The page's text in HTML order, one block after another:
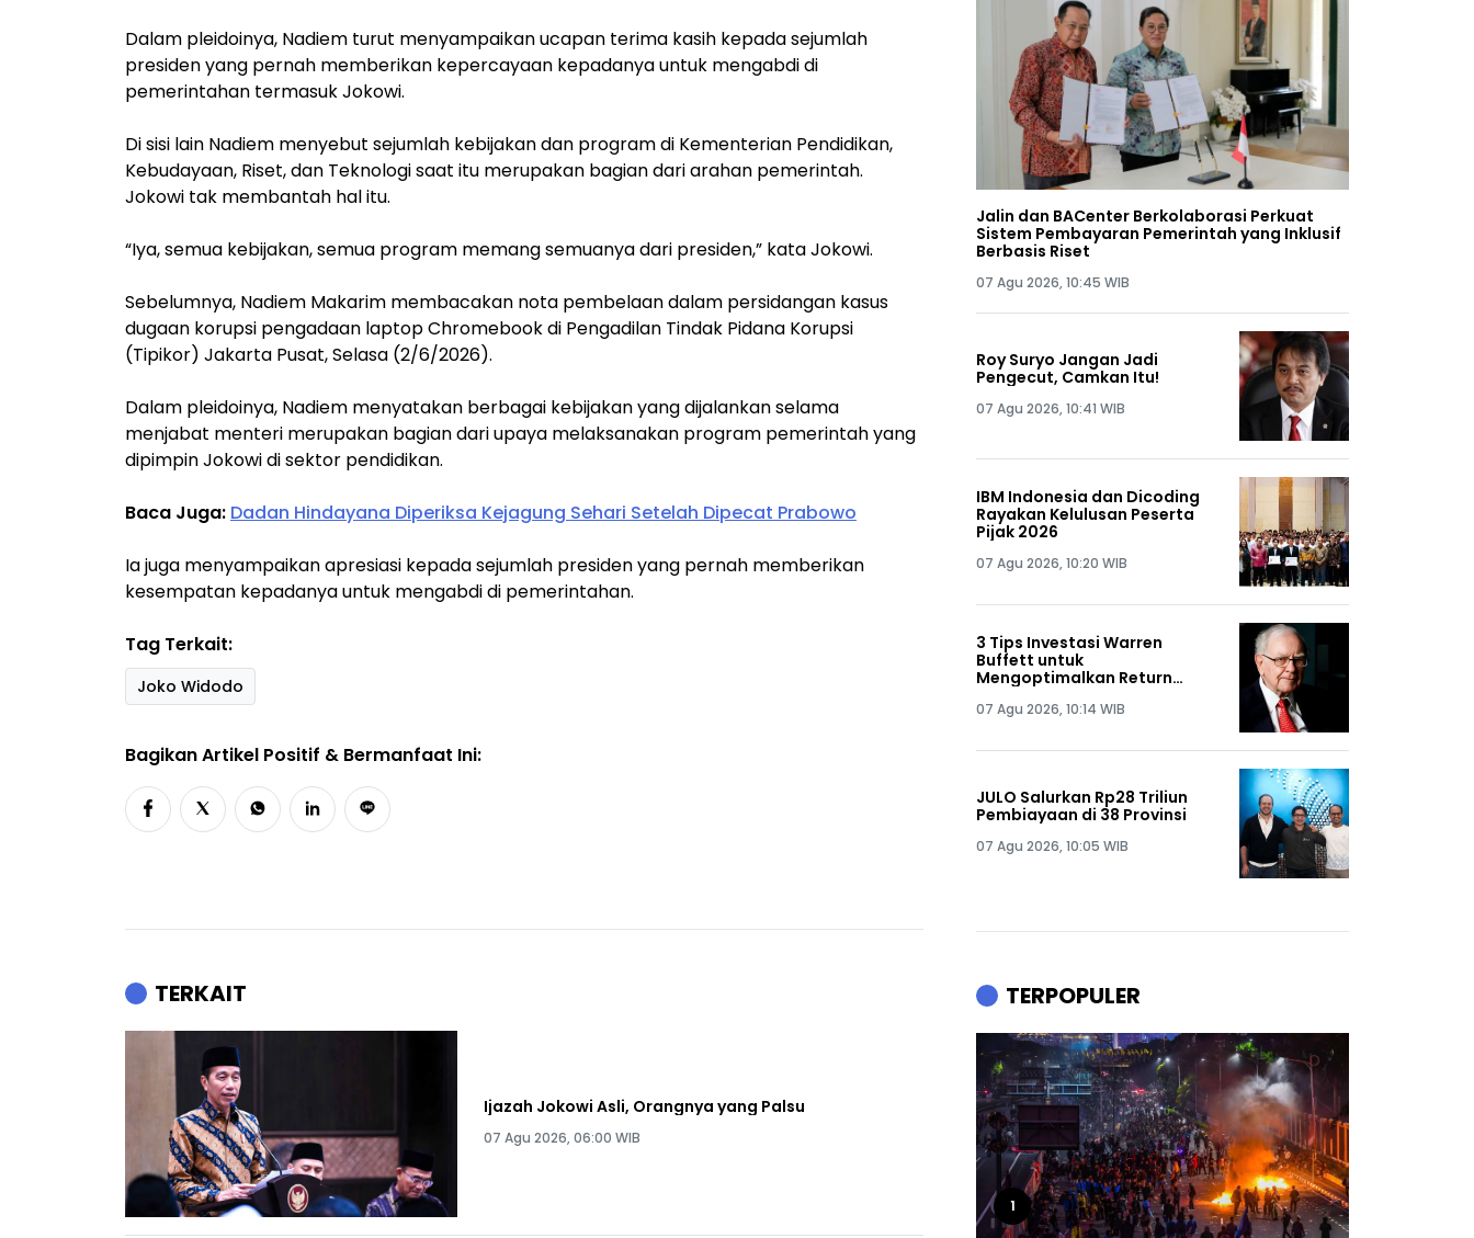
Dalam pleidoinya, Nadiem turut menyampaikan ucapan terima kasih kepada sejumlah
presiden yang pernah memberikan kepercayaan kepadanya untuk mengabdi di
pemerintahan termasuk Jokowi.
Di sisi lain Nadiem menyebut sejumlah kebijakan dan program di Kementerian Pendidikan,
Kebudayaan, Riset, dan Teknologi saat itu merupakan bagian dari arahan pemerintah.
Jokowi tak membantah hal itu.
“Iya, semua kebijakan, semua program memang semuanya dari presiden,” kata Jokowi.
Sebelumnya, Nadiem Makarim membacakan nota pembelaan dalam persidangan kasus
dugaan korupsi pengadaan laptop Chromebook di Pengadilan Tindak Pidana Korupsi
(Tipikor) Jakarta Pusat, Selasa (2/6/2026).
Dalam pleidoinya, Nadiem menyatakan berbagai kebijakan yang dijalankan selama
menjabat menteri merupakan bagian dari upaya melaksanakan program pemerintah yang
dipimpin Jokowi di sektor pendidikan.
Baca Juga: Dadan Hindayana Diperiksa Kejagung Sehari Setelah Dipecat Prabowo
Ia juga menyampaikan apresiasi kepada sejumlah presiden yang pernah memberikan
kesempatan kepadanya untuk mengabdi di pemerintahan.
Tag Terkait:
Joko Widodo
Bagikan Artikel Positif & Bermanfaat Ini:
TERKAIT
Ijazah Jokowi Asli, Orangnya yang Palsu
07 Agu 2026, 06:00 WIB
Jalin dan BACenter Berkolaborasi Perkuat
Sistem Pembayaran Pemerintah yang Inklusif
Berbasis Riset
07 Agu 2026, 10:45 WIB
Roy Suryo Jangan Jadi
Pengecut, Camkan Itu!
07 Agu 2026, 10:41 WIB
IBM Indonesia dan Dicoding
Rayakan Kelulusan Peserta
Pijak 2026
07 Agu 2026, 10:20 WIB
3 Tips Investasi Warren
Buffett untuk
Mengoptimalkan Return
07 Agu 2026, 10:14 WIB
JULO Salurkan Rp28 Triliun
Pembiayaan di 38 Provinsi
07 Agu 2026, 10:05 WIB
TERPOPULER
1